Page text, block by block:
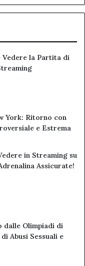
ai
Vedere la Partita di
York: Ritorno con
e Estrema
in Streaming su
Assicurate!
dalle Olimpiadi di
Abusi Sessuali e